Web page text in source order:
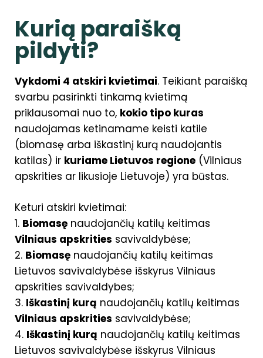
Kurią paraišką
pildyti?
Vykdomi 4 atskiri kvietimai. Teikiant paraišką
svarbu pasirinkti tinkamą kvietimą
priklausomai nuo to, kokio tipo kuras
naudojamas ketinamame keisti katile
(biomasę arba iškastinį kurą naudojantis
katilas) ir kuriame Lietuvos regione (Vilniaus
apskrities ar likusioje Lietuvoje) yra būstas.
Keturi atskiri kvietimai:
1. Biomasę naudojančių katilų keitimas
Vilniaus apskrities savivaldybėse;
2. Biomasę naudojančių katilų keitimas
Lietuvos savivaldybėse išskyrus Vilniaus
apskrities savivaldybes;
3. Iškastinį kurą naudojančių katilų keitimas
Vilniaus apskrities savivaldybėse;
4. Iškastinį kurą naudojančių katilų keitimas
Lietuvos savivaldybėse išskyrus Vilniaus